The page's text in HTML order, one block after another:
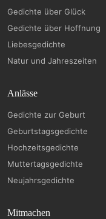
Gedichte über Glück
Gedichte über Hoffnung
Liebesgedichte
Natur und Jahreszeiten
Anlässe
Gedichte zur Geburt
Geburtstagsgedichte
Hochzeitsgedichte
Muttertagsgedichte
Neujahrsgedichte
Mitmachen